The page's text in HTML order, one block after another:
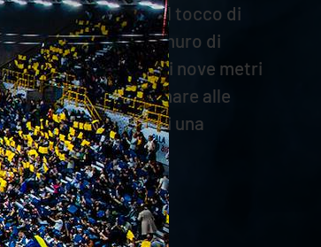
è immediata e con il tocco di
di tre punti, poi il muro di
poi una serie dai nove metri
ai gialloblù di tornare alle
approfitta di una
sul 20.25.